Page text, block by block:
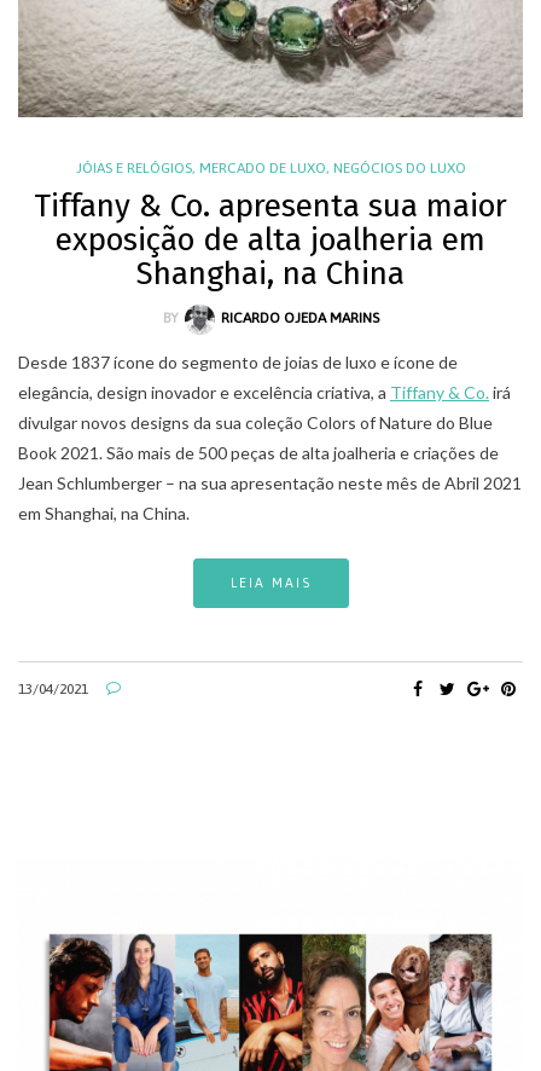
JÓIAS E RELÓGIOS, MERCADO DE LUXO, NEGÓCIOS DO LUXO
Tiffany & Co. apresenta sua maior
exposição de alta joalheria em
Shanghai, na China
BY RICARDO OJEDA MARINS
Desde 1837 ícone do segmento de joias de luxo e ícone de
elegância, design inovador e excelência criativa, a Tiffany & Co.irá
divulgar novos designs da sua coleção Colors of Nature do Blue
Book 2021. São mais de 500 peças de alta joalheria e criações de
Jean Schlumberger – na sua apresentação neste mês de Abril 2021
em Shanghai, na China.
LEIA MAIS
13/04/2021